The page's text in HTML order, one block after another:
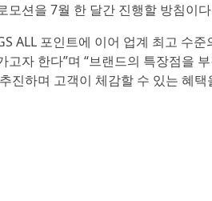
모션을 7월 한 달간 진행할 방침이
ALL 포인트에 이어 업계 최고 수준
자 한다”며 “브랜드의 특장점을
진하며 고객이 체감할 수 있는 혜